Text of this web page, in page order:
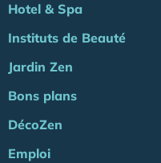
Hotel & Spa
Instituts de Beauté
Jardin Zen
Bons plans
DécoZen
Emploi